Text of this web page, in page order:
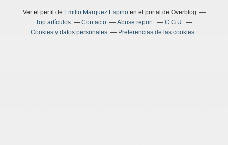
Ver el perfil de Emilio Marquez Espinoen el portal de Overblog
Top artículos
Contacto Abuse report
C.G.U.
Cookies y datos personales
Preferencias de las cookies